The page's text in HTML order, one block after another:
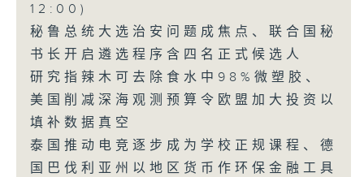
12:00)
秘鲁总统大选治安问题成焦点、联合国秘
书长开启遴选程序含四名正式候选人
研究指辣木可去除食水中98%微塑胶、
美国削减深海观测预算令欧盟加大投资以
填补数据真空
泰国推动电竞逐步成为学校正规课程、德
国巴伐利亚州以地区货币作环保金融工具